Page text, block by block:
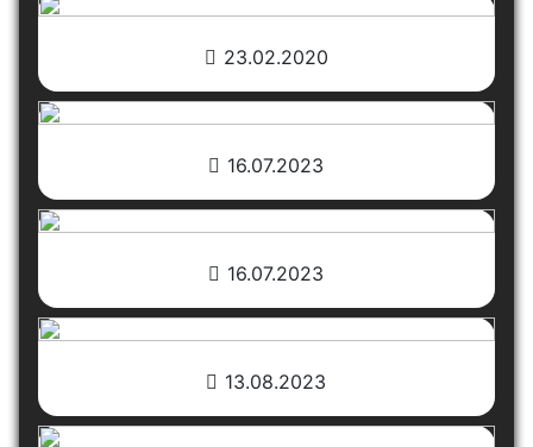
23.02.2020
16.07.2023
16.07.2023
13.08.2023